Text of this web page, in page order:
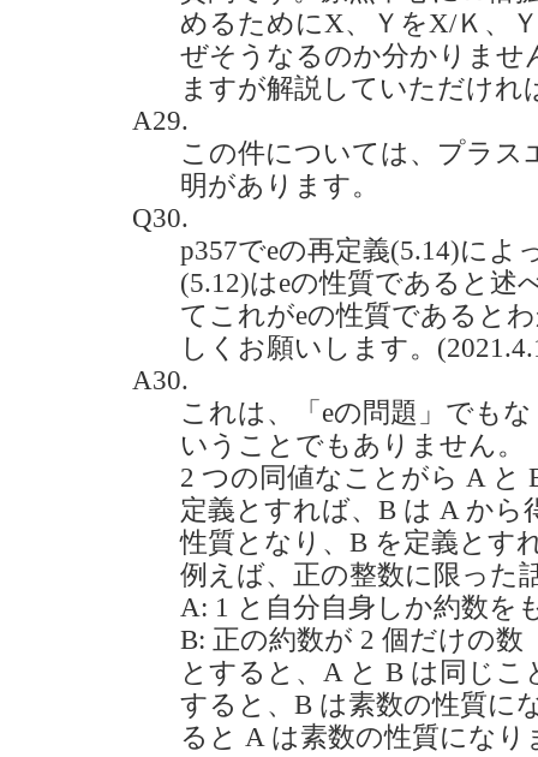
めるためにX、ＹをX/Ｋ、
ぜそうなるのか分かりませ
ますが解説していただけれ
A29.
この件については、プラス
明があります。
Q30.
p357でeの再定義(5.14)によ
(5.12)はeの性質であると述
てこれがeの性質であると
しくお願いします。
A30.
これは、「eの問題」でも
いうことでもありません。
2 つの同値なことがら A と
定義とすれば、B は A か
性質となり、B を定義とす
例えば、正の整数に限った
A: 1 と自分自身しか約数を
B: 正の約数が 2 個だけの数
とすると、A と B は同じ
すると、B は素数の性質に
ると A は素数の性質になり